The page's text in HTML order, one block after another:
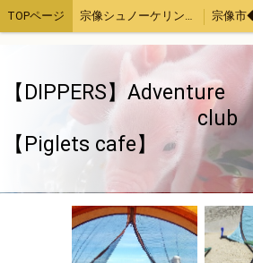
TOPページ 宗像シュノーケリング・カヤック体験
宗像魚突き・取ったどー！体験 宗像SUP（サップ）体験
宗像手ぶらでバーベキューセットレンタル４時間 福津市アジ釣り体験
福岡、熊本、大分出発。綺麗でいい波の宮崎へサーフトリップ
ストレス発散！上司の顔にお茶をぶっかける！あの爽快感を再び～again～
ちゃぶ台返し初心者（作成中） 旅のお供いたします
ウッドチップ販売 面白きことなき世を面白く
【DIPPERS】Adventure
club
【Piglets cafe】